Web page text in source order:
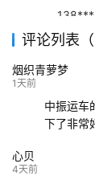
评论列表（
烟织青萝梦
1天前
中振运车
下了非常
心贝
4天前